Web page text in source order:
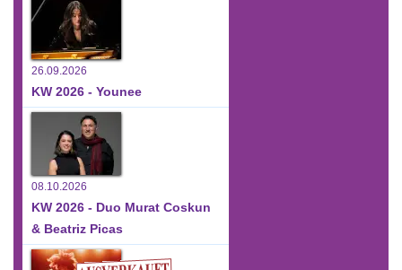
26.09.2026
KW 2026 - Younee
08.10.2026
KW 2026 - Duo Murat Coskun
& Beatriz Picas